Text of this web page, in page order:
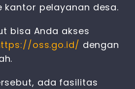
kantor pelayanan desa.
bisa Anda akses
oss.go.id/ dengan
ada fasilitas